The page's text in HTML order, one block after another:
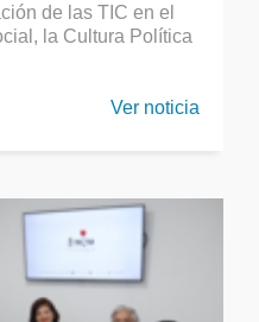
de las TIC en el
la Cultura Política
Ver noticia